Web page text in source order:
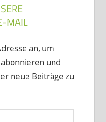
MAIL
an, um
und
neue Beiträge zu